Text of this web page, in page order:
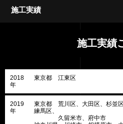
施工実績
施工実績
2018
年
東京都 江東区
2019
年
東京都 荒川区、大田区、杉並区
練馬区、
久留米市、府中市